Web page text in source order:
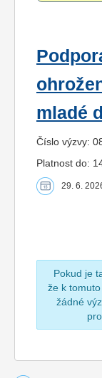
mladé
Číslo výzvy:
Platnost do:
29. 6.
Pokud je
že k
žádné